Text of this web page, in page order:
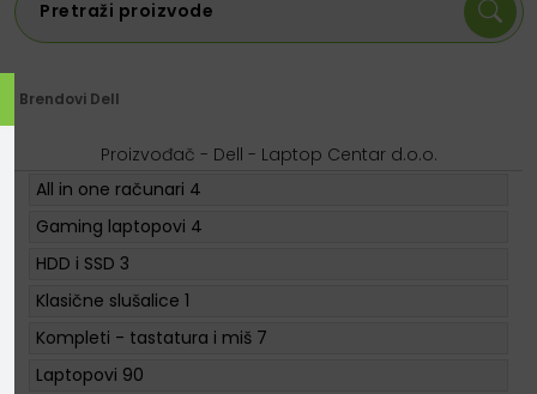
Brendovi Dell
Proizvođač - Dell - Laptop Centar d.o.o.
All in one računari 4
Gaming laptopovi 4
HDD i SSD 3
Klasične slušalice 1
Kompleti - tastatura i miš 7
Laptopovi 90